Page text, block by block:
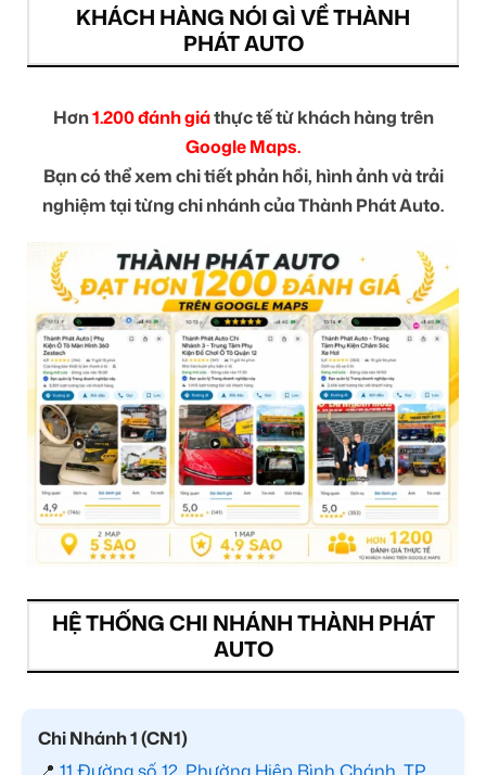
KHÁCH HÀNG NÓI GÌ VỀ THÀNH
PHÁT AUTO
Hơn1.200 đánh giáthực tế từ khách hàng trên
Google Maps.
Bạn có thể xem chi tiết phản hồi, hình ảnh và trải
nghiệm tại từng chi nhánh của Thành Phát Auto.
HỆ THỐNG CHI NHÁNH THÀNH PHÁT
AUTO
Chi Nhánh 1 (CN1)